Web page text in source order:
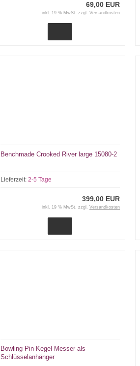
69,00 EUR
inkl. 19 % MwSt. zzgl. Versandkosten
Benchmade Crooked River large 15080-2
Lieferzeit: 2-5 Tage
399,00 EUR
inkl. 19 % MwSt. zzgl. Versandkosten
Bowling Pin Kegel Messer als
Schlüsselanhänger